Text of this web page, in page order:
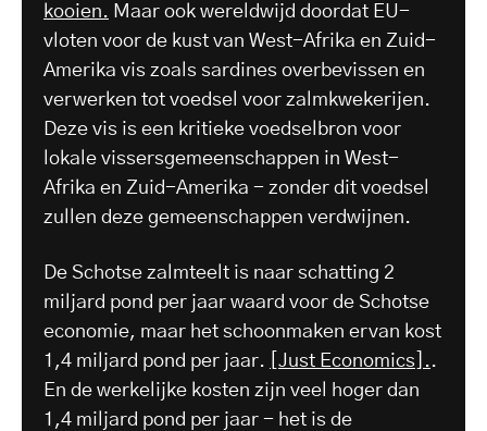
kooien. Maar ook wereldwijd doordat EU-
vloten voor de kust van West-Afrika en Zuid-
Amerika vis zoals sardines overbevissen en
verwerken tot voedsel voor zalmkwekerijen.
Deze vis is een kritieke voedselbron voor
lokale vissersgemeenschappen in West-
Afrika en Zuid-Amerika - zonder dit voedsel
zullen deze gemeenschappen verdwijnen.
De Schotse zalmteelt is naar schatting 2
miljard pond per jaar waard voor de Schotse
economie, maar het schoonmaken ervan kost
1,4 miljard pond per jaar.
[Just Economics]..
En de werkelijke kosten zijn veel hoger dan
1,4 miljard pond per jaar - het is de